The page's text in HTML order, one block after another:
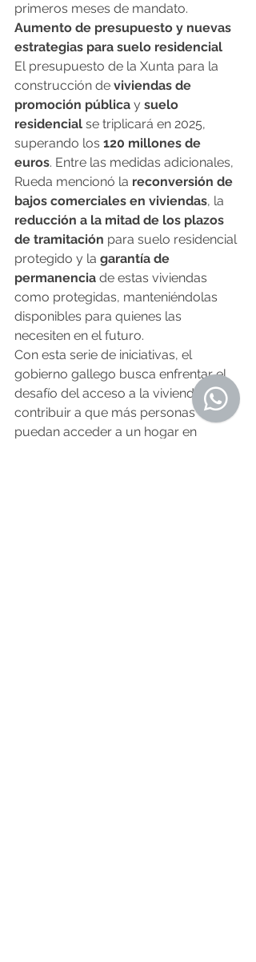
primeros meses de mandato.
Aumento de presupuesto y nuevas
estrategias para suelo residencial
El presupuesto de la Xunta para la
construcción de viviendas de
promoción pública y suelo
residencial se triplicará en 2025,
superando los 120 millones de
euros. Entre las medidas adicionales,
Rueda mencionó la reconversión de
bajos comerciales en viviendas, la
reducción a la mitad de los plazos
de tramitación para suelo residencial
protegido y la garantía de
permanencia de estas viviendas
como protegidas, manteniéndolas
disponibles para quienes las
necesiten en el futuro.
Con esta serie de iniciativas, el
gobierno gallego busca enfrentar el
desafío del acceso a la vivienda y
contribuir a que más personas
puedan acceder a un hogar en